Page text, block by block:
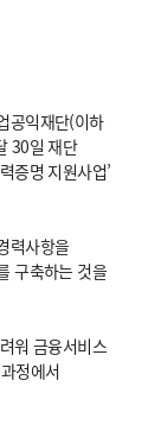
공익재단(이하
30일 재단
증명 지원사업’
력사항을
구축하는 것을
워 금융서비스
정에서